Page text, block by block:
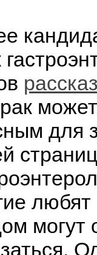
для
могут